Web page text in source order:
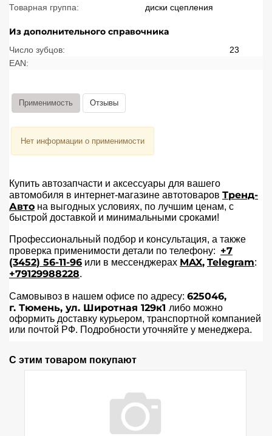
Товарная группа: диски сцепления
Из дополнительного справочника
Число зубцов:
23
EAN:
Применимость Отзывы
Нет информации о применимости
Купить автозапчасти и аксессуары для вашего
автомобиля в интернет-магазине автотоваров Тренд-
Авто на выгодных условиях, по лучшим ценам, с
быстрой доставкой и минимальными сроками!
Профессиональный подбор и консультация, а также
проверка применимости детали по телефону: +7
(3452) 56-11-96 или в мессенджерах MAX, Telegram:
+79129988228.
Самовывоз в нашем офисе по адресу: 625046,
г. Тюмень, ул. Широтная 129к1 либо можно
оформить доставку курьером, транспортной компанией
или почтой РФ. Подробности уточняйте у менеджера.
С этим товаром покупают